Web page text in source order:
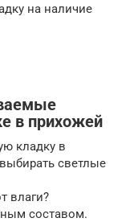
на наличие
в прихожей
кладку в
светлые
влаги?
составом.